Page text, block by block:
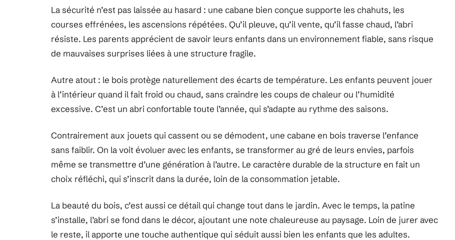
La sécurité n’est pas laissée au hasard : une cabane bien conçue supporte les chahuts, les
courses effrénées, les ascensions répétées. Qu’il pleuve, qu’il vente, qu’il fasse chaud, l’abri
résiste. Les parents apprécient de savoir leurs enfants dans un environnement fiable, sans risque
de mauvaises surprises liées à une structure fragile.
Autre atout : le bois protège naturellement des écarts de température. Les enfants peuvent jouer
à l’intérieur quand il fait froid ou chaud, sans craindre les coups de chaleur ou l’humidité
excessive. C’est un abri confortable toute l’année, qui s’adapte au rythme des saisons.
Contrairement aux jouets qui cassent ou se démodent, une cabane en bois traverse l’enfance
sans faiblir. On la voit évoluer avec les enfants, se transformer au gré de leurs envies, parfois
même se transmettre d’une génération à l’autre. Le caractère durable de la structure en fait un
choix réfléchi, qui s’inscrit dans la durée, loin de la consommation jetable.
La beauté du bois, c’est aussi ce détail qui change tout dans le jardin. Avec le temps, la patine
s’installe, l’abri se fond dans le décor, ajoutant une note chaleureuse au paysage. Loin de jurer avec
le reste, il apporte une touche authentique qui séduit aussi bien les enfants que les adultes.